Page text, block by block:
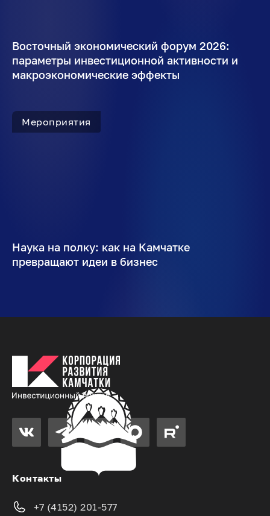
Восточный экономический форум 2026:
параметры инвестиционной активности и
макроэкономические эффекты
Мероприятия
Наука на полку: как на Камчатке
превращают идеи в бизнес
Контакты
+7 (4152) 201-577